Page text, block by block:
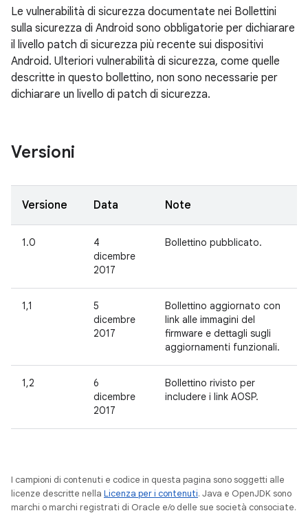
Le vulnerabilità di sicurezza documentate nei Bollettini
sulla sicurezza di Android sono obbligatorie per dichiarare
il livello patch di sicurezza più recente sui dispositivi
Android. Ulteriori vulnerabilità di sicurezza, come quelle
descritte in questo bollettino, non sono necessarie per
dichiarare un livello di patch di sicurezza.
Versioni
Versione Data Note
1.0
4
dicembre
2017
Bollettino pubblicato.
1,1
5
dicembre
2017
Bollettino aggiornato con
link alle immagini del
firmware e dettagli sugli
aggiornamenti funzionali.
1,2
6
dicembre
2017
Bollettino rivisto per
includere i link AOSP.
I campioni di contenuti e codice in questa pagina sono soggetti alle
licenze descritte nella Licenza per i contenuti. Java e OpenJDK sono
marchi o marchi registrati di Oracle e/o delle sue società consociate.